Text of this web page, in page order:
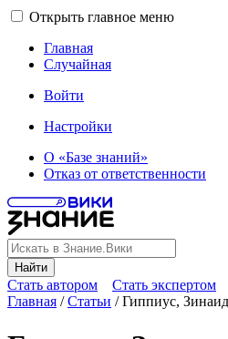
Открыть главное меню
Главная
Случайная
Войти
Настройки
О «Базе знаний»
Отказ от ответственности
Найти
Стать автором
Стать экспертом
Главная /Статьи /Гиппиус,